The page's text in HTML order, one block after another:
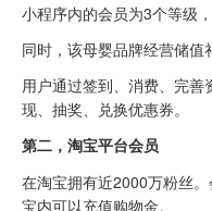
小程序内的会员为3个等级
同时，该母婴品牌经营储值
用户通过签到、消费、完
现、抽奖、兑换优惠券。
第二，淘宝平台会员
在淘宝拥有近2000万粉丝
宝内可以充值购物金。